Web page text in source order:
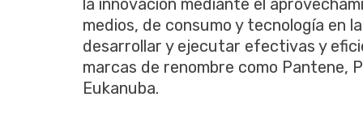
medios, de consumo y tecnología en
desarrollar y ejecutar efectivas y
marcas de renombre como Pantene,
Eukanuba.